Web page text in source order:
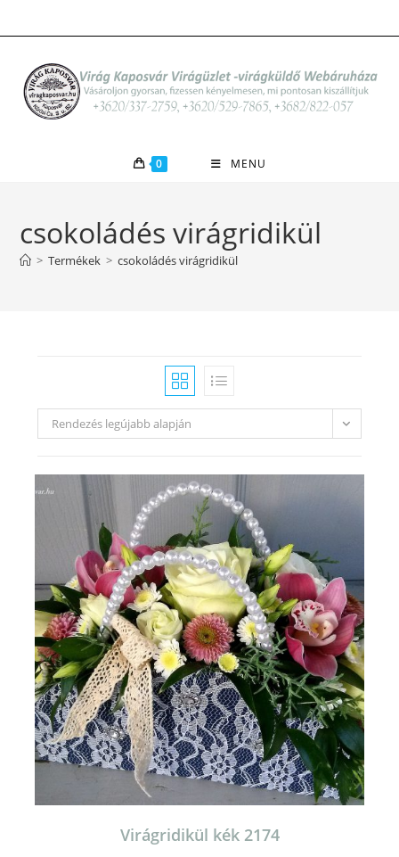
to
0 MENU
csokoládés virágridikül
> Termékek > csokoládés virágridikül
Rendezés legújabb alapján
Virágridikül kék 2174